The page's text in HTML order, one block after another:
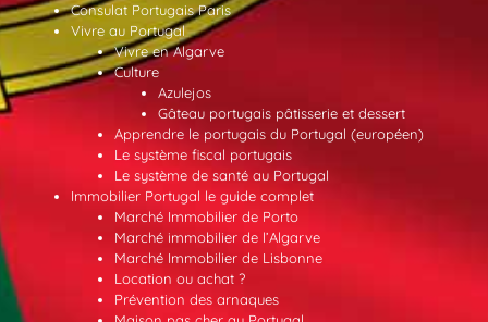
Consulat Portugais Paris
Vivre au Portugal
Vivre en Algarve
Culture
Azulejos
Gâteau portugais pâtisserie et dessert
Apprendre le portugais du Portugal (européen)
Le système fiscal portugais
Le système de santé au Portugal
Immobilier Portugal le guide complet
Marché Immobilier de Porto
Marché immobilier de l’Algarve
Marché Immobilier de Lisbonne
Location ou achat ?
Prévention des arnaques